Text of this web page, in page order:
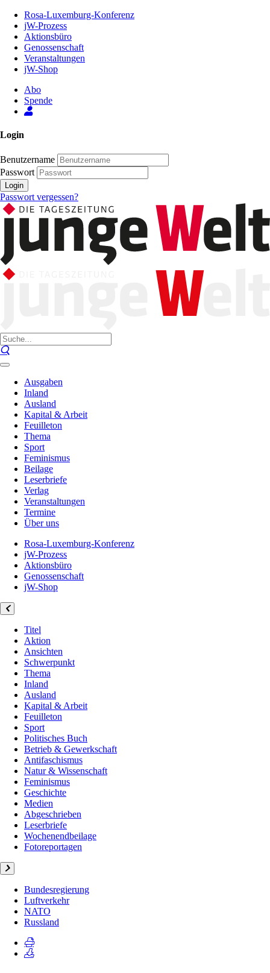
Inhalt
Seite
Rosa-Luxemburg-Konferenz
jW-Prozess
Aktionsbüro
Genossenschaft
Veranstaltungen
jW-Shop
Abo
Spende
Login
Benutzername
Passwort
Login
Passwort vergessen?
Ausgaben
Inland
Ausland
Kapital & Arbeit
Feuilleton
Thema
Sport
Feminismus
Beilage
Leserbriefe
Verlag
Veranstaltungen
Termine
Über uns
Rosa-Luxemburg-Konferenz
jW-Prozess
Aktionsbüro
Genossenschaft
jW-Shop
Titel
Aktion
Ansichten
Schwerpunkt
Thema
Inland
Ausland
Kapital & Arbeit
Feuilleton
Sport
Politisches Buch
Betrieb & Gewerkschaft
Antifaschismus
Natur & Wissenschaft
Feminismus
Geschichte
Medien
Abgeschrieben
Leserbriefe
Wochenendbeilage
Fotoreportagen
Bundesregierung
Luftverkehr
NATO
Russland